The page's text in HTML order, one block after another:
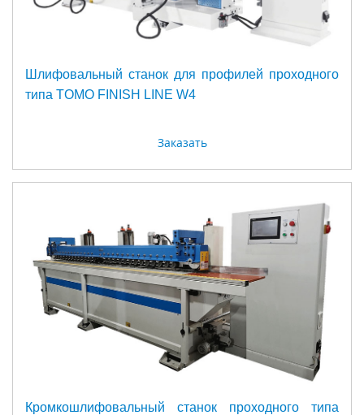
Шлифовальный станок для профилей проходного
типа TOMO FINISH LINE W4
Заказать
Кромкошлифовальный станок проходного типа